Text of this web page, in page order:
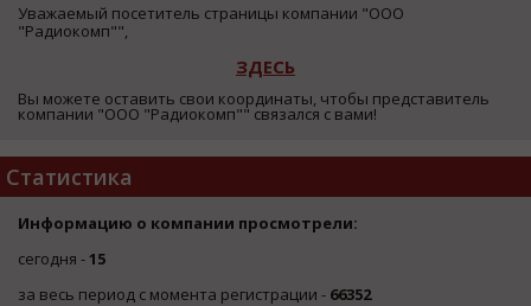
Уважаемый посетитель страницы компании "ООО
"Радиокомп"",
ЗДЕСЬ
Вы можете оставить свои координаты, чтобы представитель
компании "ООО "Радиокомп"" связался с вами!
Статистика
Информацию о компании просмотрели:
сегодня -15
за весь период с момента регистрации - 66352